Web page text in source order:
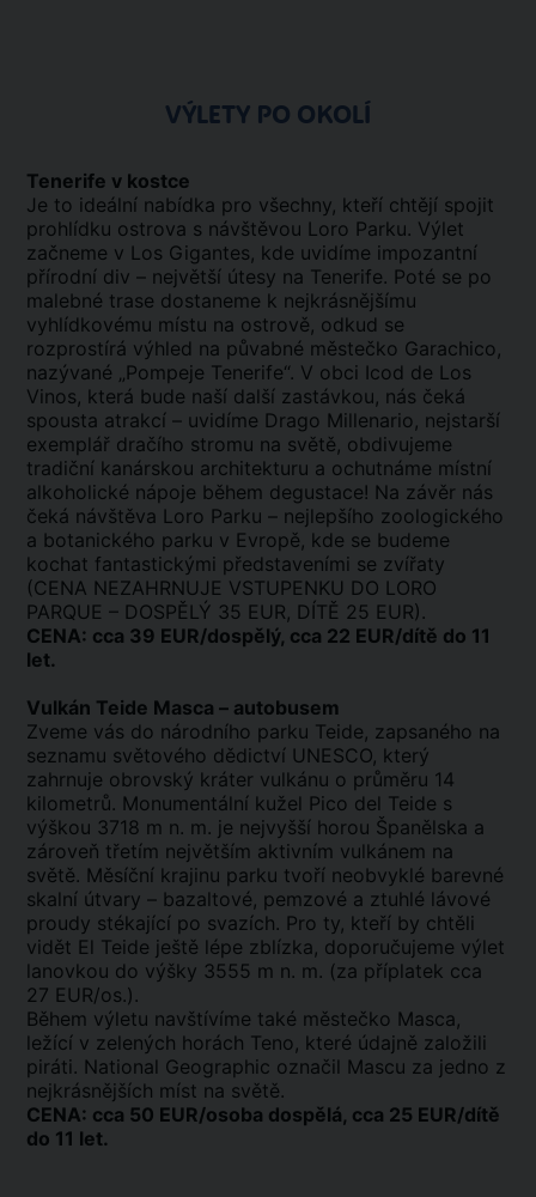
VÝLETY PO OKOLÍ
Tenerife v kostce
Je to ideální nabídka pro všechny, kteří chtějí spojit
prohlídku ostrova s návštěvou Loro Parku. Výlet
začneme v Los Gigantes, kde uvidíme impozantní
přírodní div – největší útesy na Tenerife. Poté se po
malebné trase dostaneme k nejkrásnějšímu
vyhlídkovému místu na ostrově, odkud se
rozprostírá výhled na půvabné městečko Garachico,
nazývané „Pompeje Tenerife“. V obci Icod de Los
Vinos, která bude naší další zastávkou, nás čeká
spousta atrakcí – uvidíme Drago Millenario, nejstarší
exemplář dračího stromu na světě, obdivujeme
tradiční kanárskou architekturu a ochutnáme místní
alkoholické nápoje během degustace! Na závěr nás
čeká návštěva Loro Parku – nejlepšího zoologického
a botanického parku v Evropě, kde se budeme
kochat fantastickými představeními se zvířaty
(CENA NEZAHRNUJE VSTUPENKU DO LORO
PARQUE – DOSPĚLÝ 35 EUR, DÍTĚ 25 EUR).
CENA: cca 39 EUR/dospělý, cca 22 EUR/dítě do 11
let.
Vulkán Teide Masca – autobusem
Zveme vás do národního parku Teide, zapsaného na
seznamu světového dědictví UNESCO, který
zahrnuje obrovský kráter vulkánu o průměru 14
kilometrů. Monumentální kužel Pico del Teide s
výškou 3718 m n. m. je nejvyšší horou Španělska a
zároveň třetím největším aktivním vulkánem na
světě. Měsíční krajinu parku tvoří neobvyklé barevné
skalní útvary – bazaltové, pemzové a ztuhlé lávové
proudy stékající po svazích. Pro ty, kteří by chtěli
vidět El Teide ještě lépe zblízka, doporučujeme výlet
lanovkou do výšky 3555 m n. m. (za příplatek cca
27 EUR/os.).
Během výletu navštívíme také městečko Masca,
ležící v zelených horách Teno, které údajně založili
piráti. National Geographic označil Mascu za jedno z
nejkrásnějších míst na světě.
CENA: cca 50 EUR/osoba dospělá, cca 25 EUR/dítě
do 11 let.